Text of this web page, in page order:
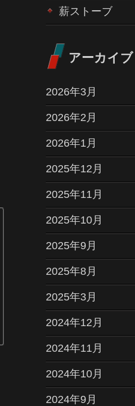
薪ストーブ
アーカイブ
2026年3月
2026年2月
2026年1月
2025年12月
2025年11月
2025年10月
2025年9月
2025年8月
2025年3月
2024年12月
2024年11月
2024年10月
2024年9月